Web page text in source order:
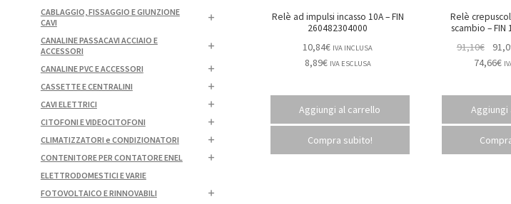
Relè ad impulsi incasso 10A – FIN
260482304000
10,84€ IVA INCLUSA
8,89€ IVA ESCLUSA
Aggiungi al carrello
Compra subito!
Relè
91,10€
74,66€
Aggiungi
CABLAGGIO, FISSAGGIO E GIUNZIONE
CAVI
CANALINE PASSACAVI ACCIAIO E
ACCESSORI
CANALINE PVC E ACCESSORI
CASSETTE E CENTRALINI
CAVI ELETTRICI
CITOFONI E VIDEOCITOFONI
CLIMATIZZATORI e CONDIZIONATORI
CONTENITORE PER CONTATORE ENEL
ELETTRODOMESTICI E VARIE
FOTOVOLTAICO E RINNOVABILI